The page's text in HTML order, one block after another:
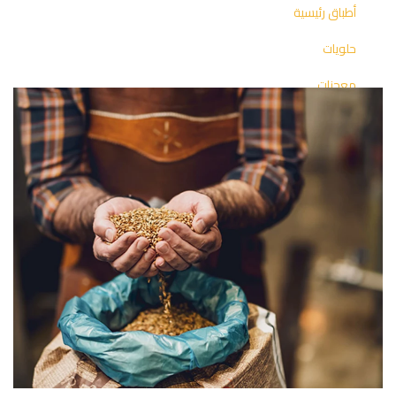
أطباق رئيسية
حلويات
معجنات
بيتزا
الإعلام
للتواصل